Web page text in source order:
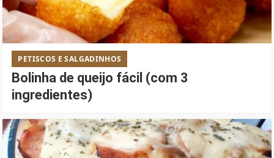
PETISCOS E SALGADINHOS
Bolinha de queijo fácil (com 3
ingredientes)